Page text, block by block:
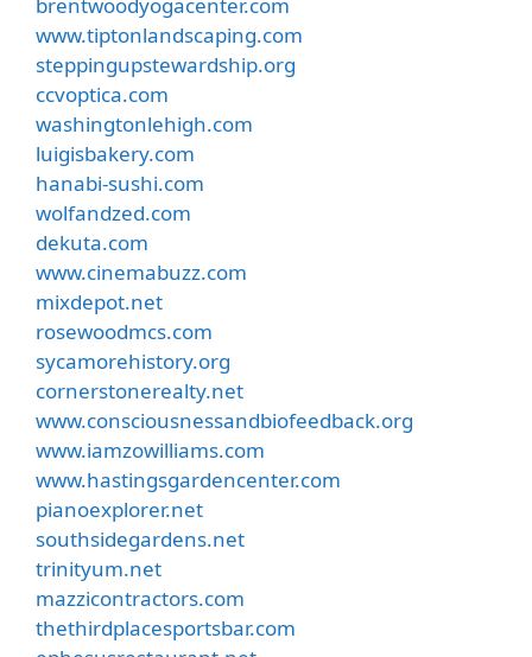
www.tiptonlandscaping.com
steppingupstewardship.org
ccvoptica.com
washingtonlehigh.com
luigisbakery.com
hanabi-sushi.com
wolfandzed.com
dekuta.com
www.cinemabuzz.com
mixdepot.net
rosewoodmcs.com
sycamorehistory.org
cornerstonerealty.net
www.consciousnessandbiofeedback.org
www.iamzowilliams.com
www.hastingsgardencenter.com
pianoexplorer.net
southsidegardens.net
trinityum.net
mazzicontractors.com
thethirdplacesportsbar.com